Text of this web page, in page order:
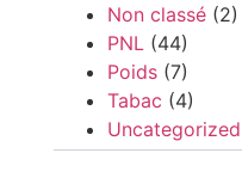
Non classé (2)
PNL (44)
Poids (7)
Tabac (4)
Uncategorized